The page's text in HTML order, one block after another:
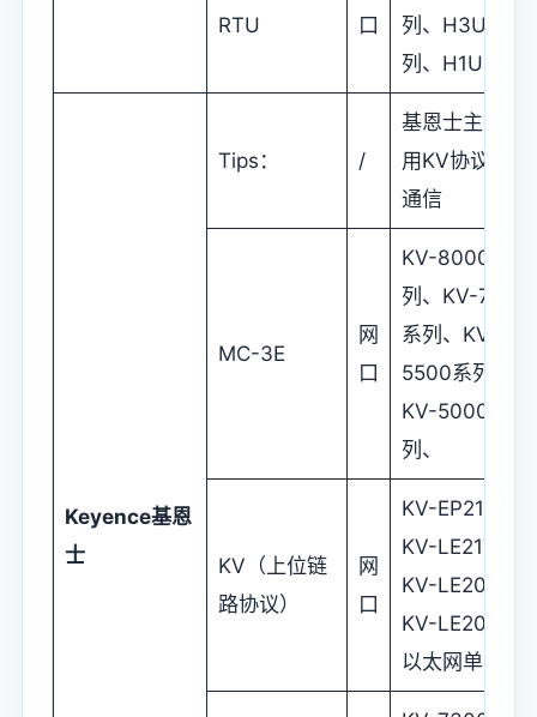
RTU
口
列、H3U系
列、H1U系列
Keyence基恩
士
Tips： /
基恩士主要采
用KV协议进行
通信
MC-3E
网
口
KV-8000系
列、KV-7000
系列、KV-
5500系列、
KV-5000系
列、
KV（上位链
路协议）
网
口
KV-EP21V、
KV-LE21V、
KV-LE20V、
KV-LE20A等
以太网单元